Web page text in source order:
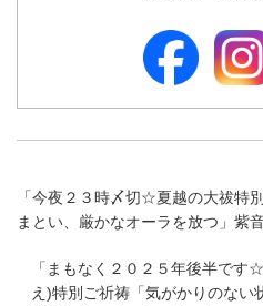
「今夜２３時〆切☆夏越の大祓特
まとい、厳かなオーラを放つ」紫
「 まもなく２０２５年後半です
え)特別ご祈祷「気がかりのない